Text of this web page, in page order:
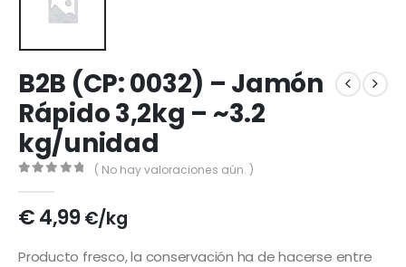
B2B (CP: 0032) – Jamón
Rápido 3,2kg – ~3.2
kg/unidad
( No hay valoraciones aún. )
€4,99 €/kg
Producto fresco, la conservación ha de hacerse entre